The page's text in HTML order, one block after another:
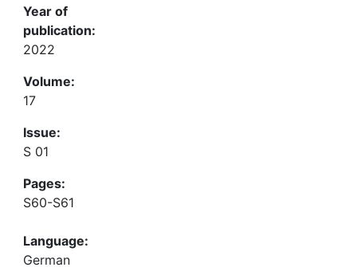
Year of
publication:
2022
Volume:
17
Issue:
S 01
Pages:
S60-S61
Language:
German